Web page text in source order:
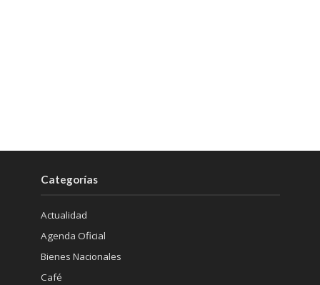
Categorías
Actualidad
Agenda Oficial
Bienes Nacionales
Café